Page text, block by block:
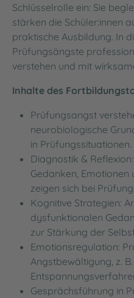
Schlüsselrolle ein: Sie
stärken die Schüler:innen
praktische Ausbildung. In
Prüfungsängste
verstehen und mit
Inhalte des
Prüfungsangst
neurobiologische
in Prüfungssituationen.
Diagnostik &
Gedanken,
zeigen sich bei
Kognitive Strategien:
dysfunktionalen
zur Stärkung der
Emotionsregulation:
Angstbewältigung, z.
Gesprächsführung in